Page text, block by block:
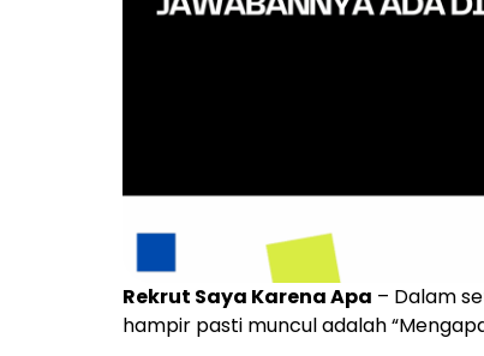
Rekrut Saya Karena Apa – Dalam
hampir pasti muncul adalah